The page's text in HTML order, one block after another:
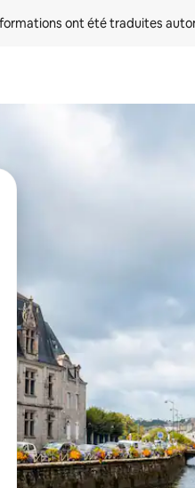
ont été traduites
haut et vers le bas pour les